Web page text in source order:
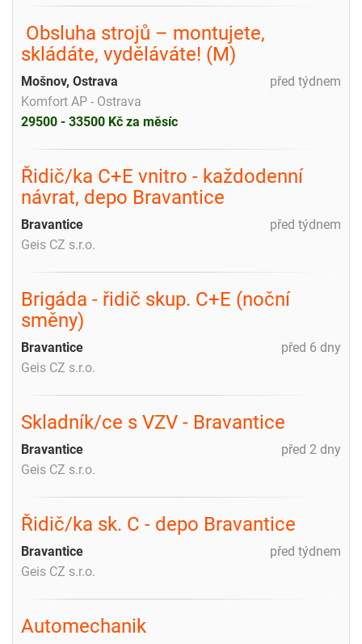
️ Obsluha strojů – montujete,
skládáte, vyděláváte! (M) ️
před týdnem
Mošnov, Ostrava
Komfort AP - Ostrava
29500 - 33500 Kč za měsíc
Řidič/ka C+E vnitro - každodenní
návrat, depo Bravantice
před týdnem
Bravantice
Geis CZ s.r.o.
Brigáda - řidič skup. C+E (noční
směny)
před 6 dny
Bravantice
Geis CZ s.r.o.
Skladník/ce s VZV - Bravantice
před 2 dny
Bravantice
Geis CZ s.r.o.
Řidič/ka sk. C - depo Bravantice
před týdnem
Bravantice
Geis CZ s.r.o.
Automechanik